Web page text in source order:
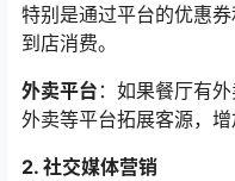
特别是通过平台的优惠
到店消费。
外卖平台 ：如果餐厅有
外卖等平台拓展客源，增
2. 社交媒体营销